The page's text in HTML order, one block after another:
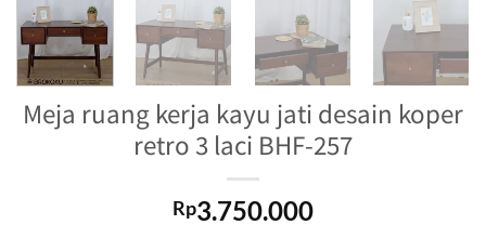
Meja ruang kerja kayu jati desain koper
retro 3 laci BHF-257
Rp3.750.000